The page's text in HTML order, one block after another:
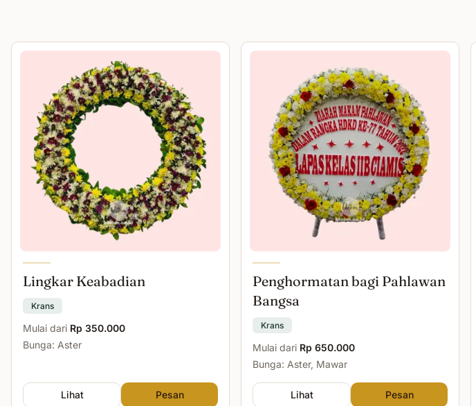
Lingkar Keabadian
Krans
Mulai dari Rp 350.000
Bunga: Aster
Lihat Pesan
Penghormatan bagi Pahlawan
Bangsa
Krans
Mulai dari Rp 650.000
Bunga: Aster, Mawar
Lihat Pesan